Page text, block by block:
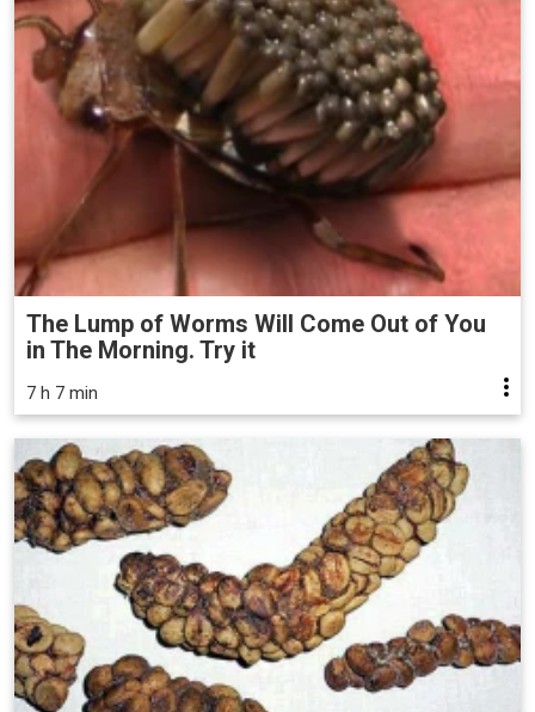
The Lump of Worms Will Come Out of You
in The Morning. Try it
7 h 7 min